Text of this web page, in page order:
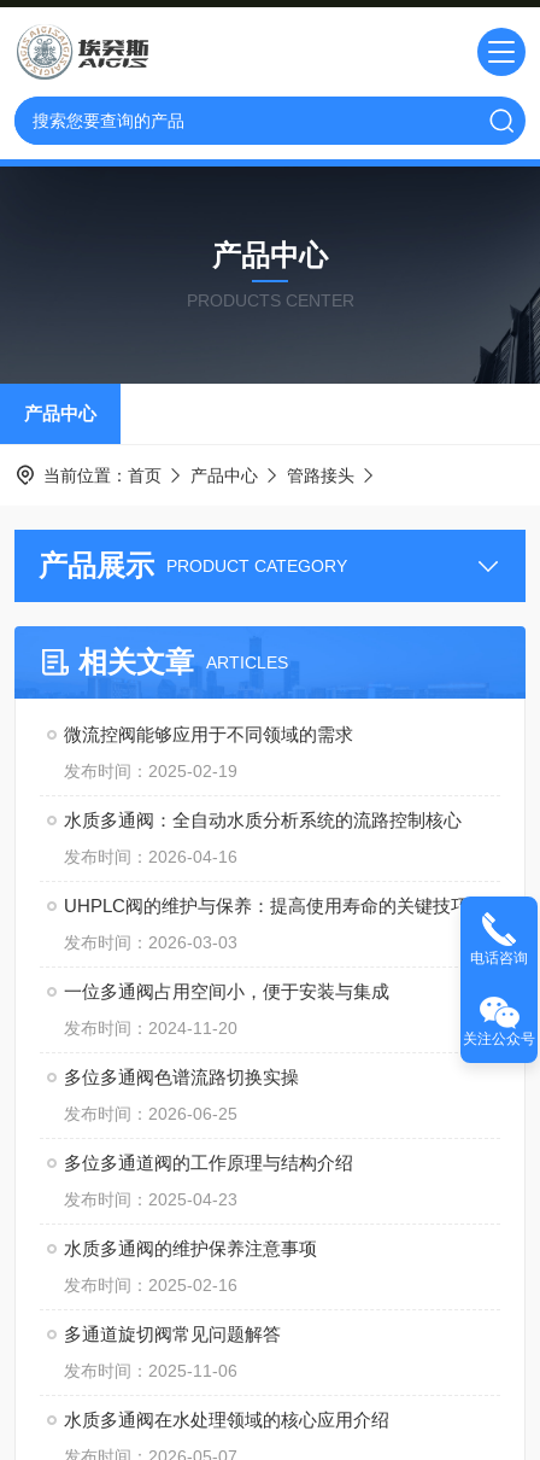
产品中心
PRODUCTS CENTER
产品中心
当前位置： 首页 产品中心 管路接头
产品展示 PRODUCT CATEGORY
相关文章 ARTICLES
微流控阀能够应用于不同领域的需求
发布时间：2025-02-19
水质多通阀：全自动水质分析系统的流路控制核心
发布时间：2026-04-16
UHPLC阀的维护与保养：提高使用寿命的关键技巧
发布时间：2026-03-03
一位多通阀占用空间小，便于安装与集成
发布时间：2024-11-20
多位多通阀色谱流路切换实操
发布时间：2026-06-25
多位多通道阀的工作原理与结构介绍
发布时间：2025-04-23
水质多通阀的维护保养注意事项
发布时间：2025-02-16
多通道旋切阀常见问题解答
发布时间：2025-11-06
水质多通阀在水处理领域的核心应用介绍
电话咨询
关注公众号